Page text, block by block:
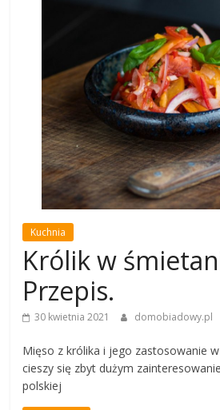
Kuchnia
Królik w
Przepis.
30 kwietnia 2021 domobiadowy.pl
Mięso z królika i jego zastosowanie
cieszy się zbyt dużym
polskiej